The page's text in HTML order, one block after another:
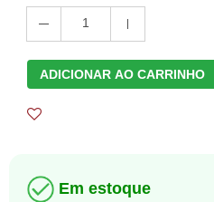
1
ADICIONAR AO CARRINHO
Em estoque